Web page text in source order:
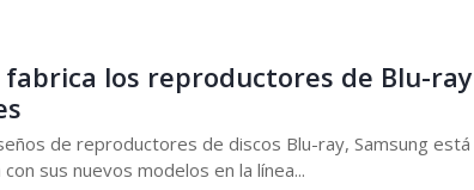
fabrica los reproductores de Blu-ray
de reproductores de discos Blu-ray, Samsung está
sus nuevos modelos en la línea...